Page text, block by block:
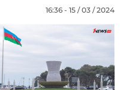
16:36 - 15 / 03 / 2024